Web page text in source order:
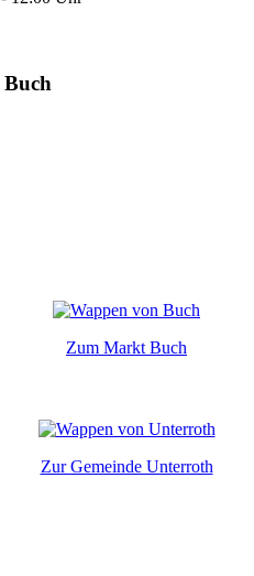
Buch
Zum Markt Buch
Zur Gemeinde Unterroth